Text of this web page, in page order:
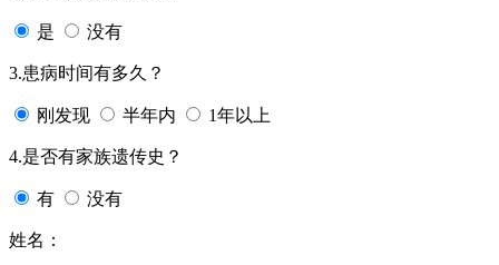
是 没有
3.患病时间有多久？
刚发现 半年内 1年以上
4.是否有家族遗传史？
有 没有
姓名：